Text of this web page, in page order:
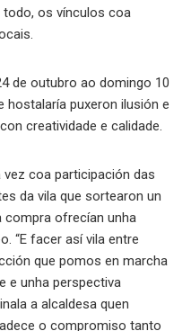
os vínculos coa
de outubro ao domingo 10
hostalaría puxeron ilusión e
creatividade e calidade.
coa participación das
da vila que sortearon un
compra ofrecían unha
“E facer así vila entre
que pomos en marcha
e unha perspectiva
a alcaldesa quen
o compromiso tanto